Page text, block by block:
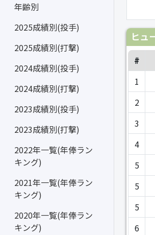
年齢別
2025成績別(投手)
2025成績別(打撃)
2024成績別(投手)
2024成績別(打撃)
2023成績別(投手)
2023成績別(打撃)
2022年一覧(年俸ラン
キング)
2021年一覧(年俸ラン
キング)
2020年一覧(年俸ラン
キング)
ヒュ
#
1
2
3
4
5
5
5
6